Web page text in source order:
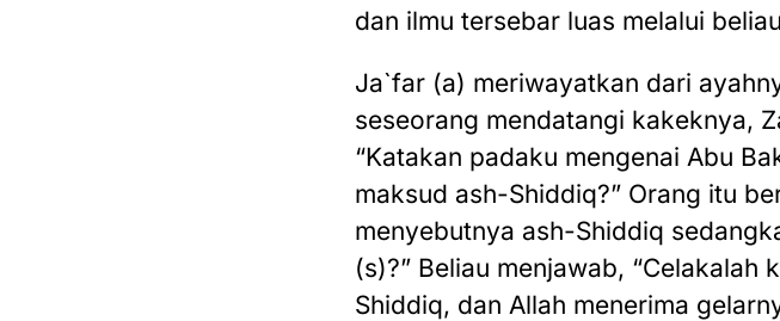
dan ilmu tersebar luas melalui
Ja`far (a) meriwayatkan dari
seseorang mendatangi kakeknya,
“Katakan padaku mengenai Abu
maksud ash-Shiddiq?” Orang itu
menyebutnya ash-Shiddiq
(s)?” Beliau menjawab,
Shiddiq, dan Allah menerima